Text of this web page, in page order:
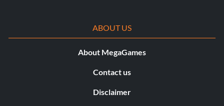
ABOUT US
About MegaGames
Contact us
Disclaimer